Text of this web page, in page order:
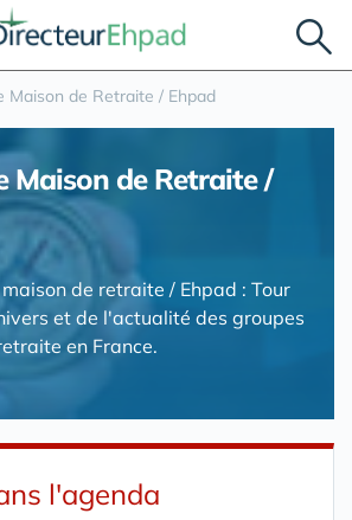
Maison de Retraite / Ehpad
Maison de Retraite /
de retraite / Ehpad : Tour
et de l'actualité des groupes
en France.
l'agenda